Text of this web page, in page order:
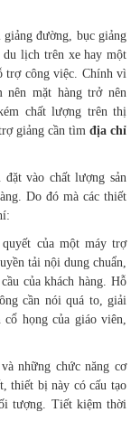
đường, bục giảng
lịch trên xe hay một
trợ công việc. Chính vì
nên mặt hàng trở nên
chất lượng trên thị
giảng cần tìm địa chỉ
vào chất lượng sản
Do đó mà các thiết
của một máy trợ
tải nội dung chuẩn,
của khách hàng. Hỗ
cần nói quá to, giải
cổ họng của giáo viên,
những chức năng cơ
thiết bị này có cấu tạo
tượng. Tiết kiệm thời